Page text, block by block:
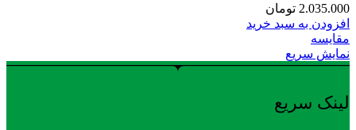
2.035.000 تومان
افزودن به سبد خرید
مقایسه
نمایش سریع
لینک سریع